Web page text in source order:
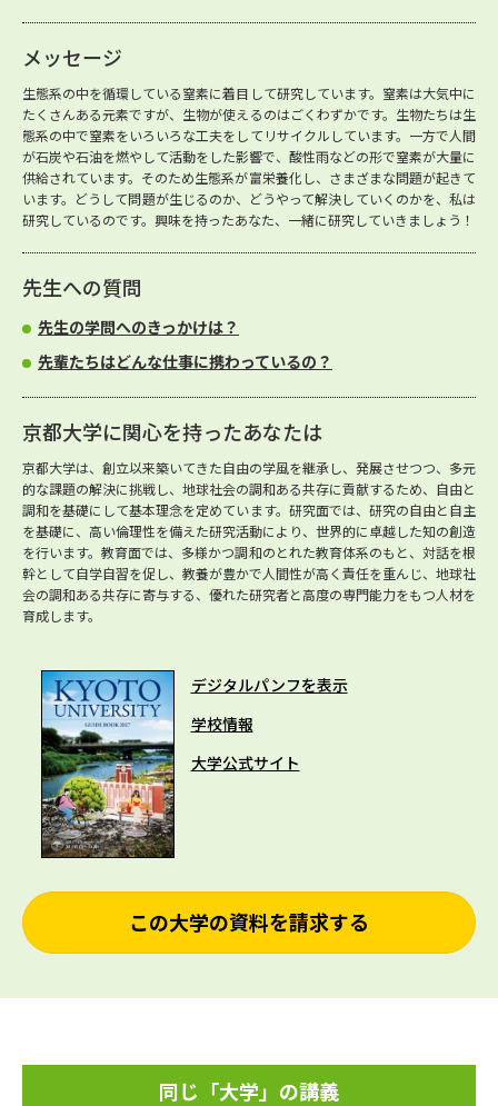
メッセージ
生態系の中を循環している窒素に着目して研究しています。窒素は大気中に
たくさんある元素ですが、生物が使えるのはごくわずかです。生物たちは生
態系の中で窒素をいろいろな工夫をしてリサイクルしています。一方で人間
が石炭や石油を燃やして活動をした影響で、酸性雨などの形で窒素が大量に
供給されています。そのため生態系が富栄養化し、さまざまな問題が起きて
います。どうして問題が生じるのか、どうやって解決していくのかを、私は
研究しているのです。興味を持ったあなた、一緒に研究していきましょう！
先生への質問
先生の学問へのきっかけは？
先輩たちはどんな仕事に携わっているの？
京都大学に関心を持ったあなたは
京都大学は、創立以来築いてきた自由の学風を継承し、発展させつつ、多元
的な課題の解決に挑戦し、地球社会の調和ある共存に貢献するため、自由と
調和を基礎にして基本理念を定めています。研究面では、研究の自由と自主
を基礎に、高い倫理性を備えた研究活動により、世界的に卓越した知の創造
を行います。教育面では、多様かつ調和のとれた教育体系のもと、対話を根
幹として自学自習を促し、教養が豊かで人間性が高く責任を重んじ、地球社
会の調和ある共存に寄与する、優れた研究者と高度の専門能力をもつ人材を
育成します。
デジタルパンフを表示
学校情報
大学公式サイト
この大学の資料を請求する
同じ「大学」の講義